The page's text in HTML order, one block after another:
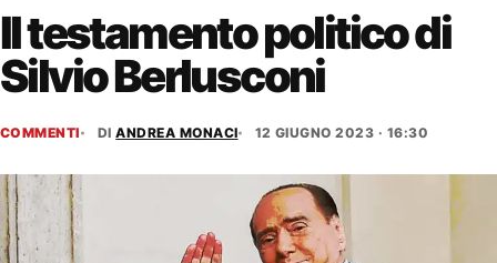
Il testamento politico di
Silvio Berlusconi
COMMENTI DIANDREA MONACI 12 GIUGNO 2023 · 16:30